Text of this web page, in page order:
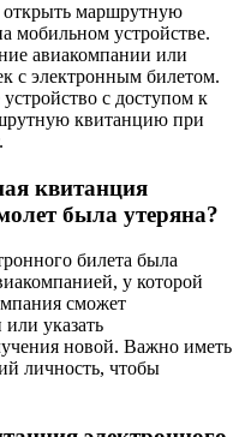
открыть маршрутную
мобильном устройстве.
авиакомпании или
с электронным билетом.
с доступом к
квитанцию при
квитанция
была утеряна?
билета была
у которой
сможет
указать
новой. Важно иметь
личность, чтобы